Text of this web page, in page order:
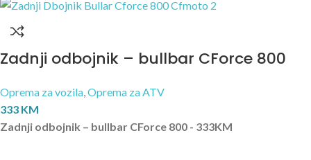
Zadnji odbojnik – bullbar CForce 800
Oprema za vozila Oprema za ATV
333 KM
Zadnji odbojnik – bullbar CForce 800 - 333KM